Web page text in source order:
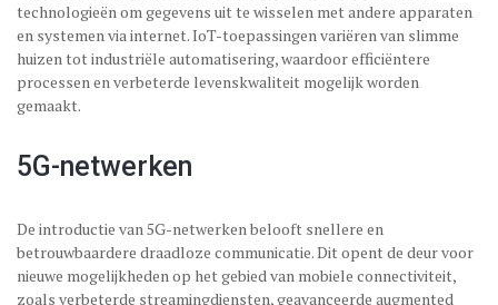
technologieën om gegevens uit te wisselen met andere apparaten
en systemen via internet. IoT-toepassingen variëren van slimme
huizen tot industriële automatisering, waardoor efficiëntere
processen en verbeterde levenskwaliteit mogelijk worden
gemaakt.
5G-netwerken
De introductie van 5G-netwerken belooft snellere en
betrouwbaardere draadloze communicatie. Dit opent de deur voor
nieuwe mogelijkheden op het gebied van mobiele connectiviteit,
zoals verbeterde streamingdiensten, geavanceerde augmented